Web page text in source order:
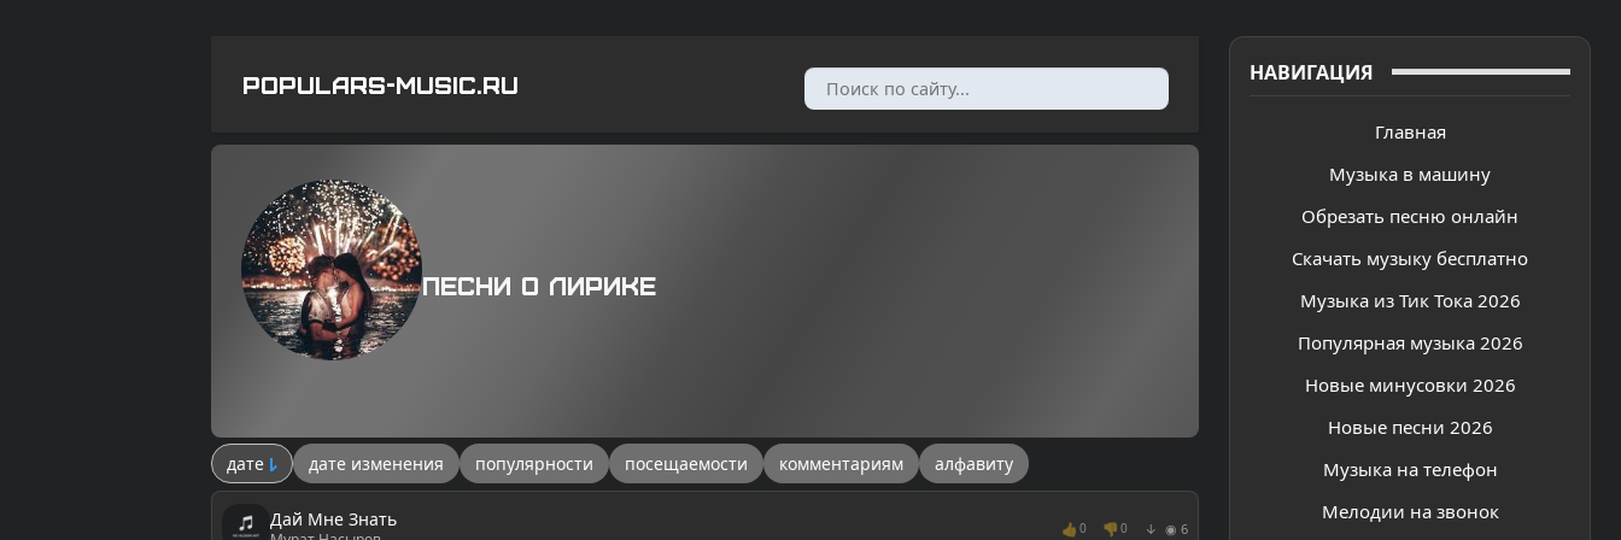
POPULARS-MUSIC.RU НАВИГАЦИЯ
Главная
Музыка в машину
Обрезать песню онлайн
Скачать музыку бесплатно
Музыка из Тик Тока 2026
Популярная музыка 2026
Новые минусовки 2026
Новые песни 2026
Музыка на телефон
Мелодии на звонок
Песни о лирике
дате дате изменения популярности посещаемости комментариям алфавиту
Дай Мне Знать 👍 0 👎 0 ↓ ◉ 6